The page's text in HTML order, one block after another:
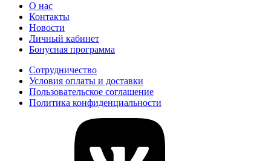
О нас
Контакты
Новости
Личный кабинет
Бонусная программа
Сотрудничество
Условия оплаты и доставки
Пользовательское соглашение
Политика конфиденциальности